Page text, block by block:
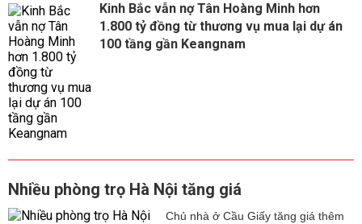
Kinh Bắc vẫn nợ Tân Hoàng Minh hơn
1.800 tỷ đồng từ thương vụ mua lại dự án
100 tầng gần Keangnam
Nhiều phòng trọ Hà Nội tăng giá
Chủ nhà ở Cầu Giấy tăng giá thêm